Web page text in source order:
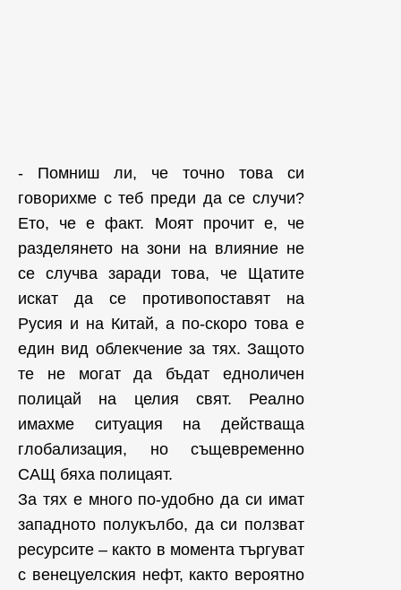
- Помниш ли, че точно това си
говорихме с теб преди да се случи?
Ето, че е факт. Моят прочит е, че
разделянето на зони на влияние не
се случва заради това, че Щатите
искат да се противопоставят на
Русия и на Китай, а по-скоро това е
един вид облекчение за тях. Защото
те не могат да бъдат едноличен
полицай на целия свят. Реално
имахме ситуация на действаща
глобализация, но същевременно
САЩ бяха полицаят.
За тях е много по-удобно да си имат
западното полукълбо, да си ползват
ресурсите – както в момента търгуват
с венецуелския нефт, както вероятно